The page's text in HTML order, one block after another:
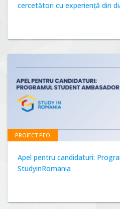
cercetători cu experiență din
PROIECT PEO
Apel pentru candidaturi:
StudyinRomania